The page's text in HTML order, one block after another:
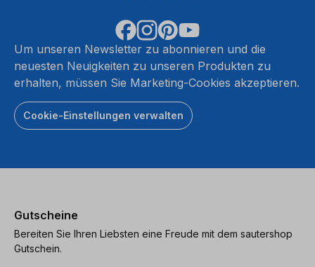
Um unseren Newsletter zu abonnieren und die
neuesten Neuigkeiten zu unseren Produkten zu
erhalten, müssen Sie Marketing-Cookies akzeptieren.
Cookie-Einstellungen verwalten
Gutscheine
Bereiten Sie Ihren Liebsten eine Freude mit dem sautershop
Gutschein.